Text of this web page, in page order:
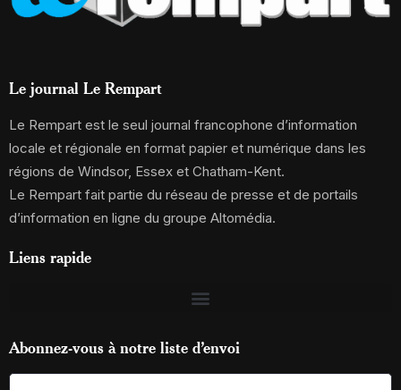
Le journal Le Rempart
Le Rempart est le seul journal francophone d’information
locale et régionale en format papier et numérique dans les
régions de Windsor, Essex et Chatham-Kent.
Le Rempart fait partie du réseau de presse et de portails
d’information en ligne du groupe Altomédia.
Liens rapide
Abonnez-vous à notre liste d’envoi